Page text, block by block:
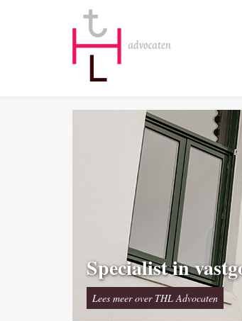
Specialist in
Lees meer over THL Advocaten